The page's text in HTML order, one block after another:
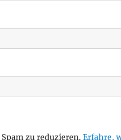
zu reduzieren. Erfahre,